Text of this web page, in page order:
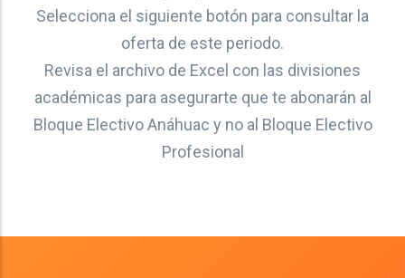
Selecciona el siguiente botón para consultar la
oferta de este periodo.
Revisa el archivo de Excel con las divisiones
académicas para asegurarte que te abonarán al
Bloque Electivo Anáhuac y no al Bloque Electivo
Profesional